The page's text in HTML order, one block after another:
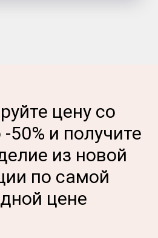
цену со
50% и получите
из новой
по самой
цене